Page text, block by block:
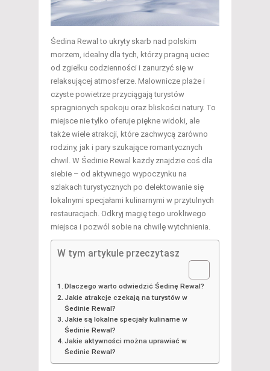
Śedina Rewal to ukryty skarb nad polskim
morzem, idealny dla tych, którzy pragną uciec
od zgiełku codzienności i zanurzyć się w
relaksującej atmosferze. Malownicze plaże i
czyste powietrze przyciągają turystów
spragnionych spokoju oraz bliskości natury. To
miejsce nie tylko oferuje piękne widoki, ale
także wiele atrakcji, które zachwycą zarówno
rodziny, jak i pary szukające romantycznych
chwil. W Śedinie Rewal każdy znajdzie coś dla
siebie – od aktywnego wypoczynku na
szlakach turystycznych po delektowanie się
lokalnymi specjałami kulinarnymi w przytulnych
restauracjach. Odkryj magię tego urokliwego
miejsca i pozwól sobie na chwilę wytchnienia.
W tym artykule przeczytasz
Dlaczego warto odwiedzić Śedinę Rewal?
Jakie atrakcje czekają na turystów w
Śedinie Rewal?
Jakie są lokalne specjały kulinarne w
Śedinie Rewal?
Jakie aktywności można uprawiać w
Śedinie Rewal?